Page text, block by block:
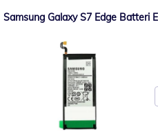
Samsung Galaxy S7 Edge Batteri